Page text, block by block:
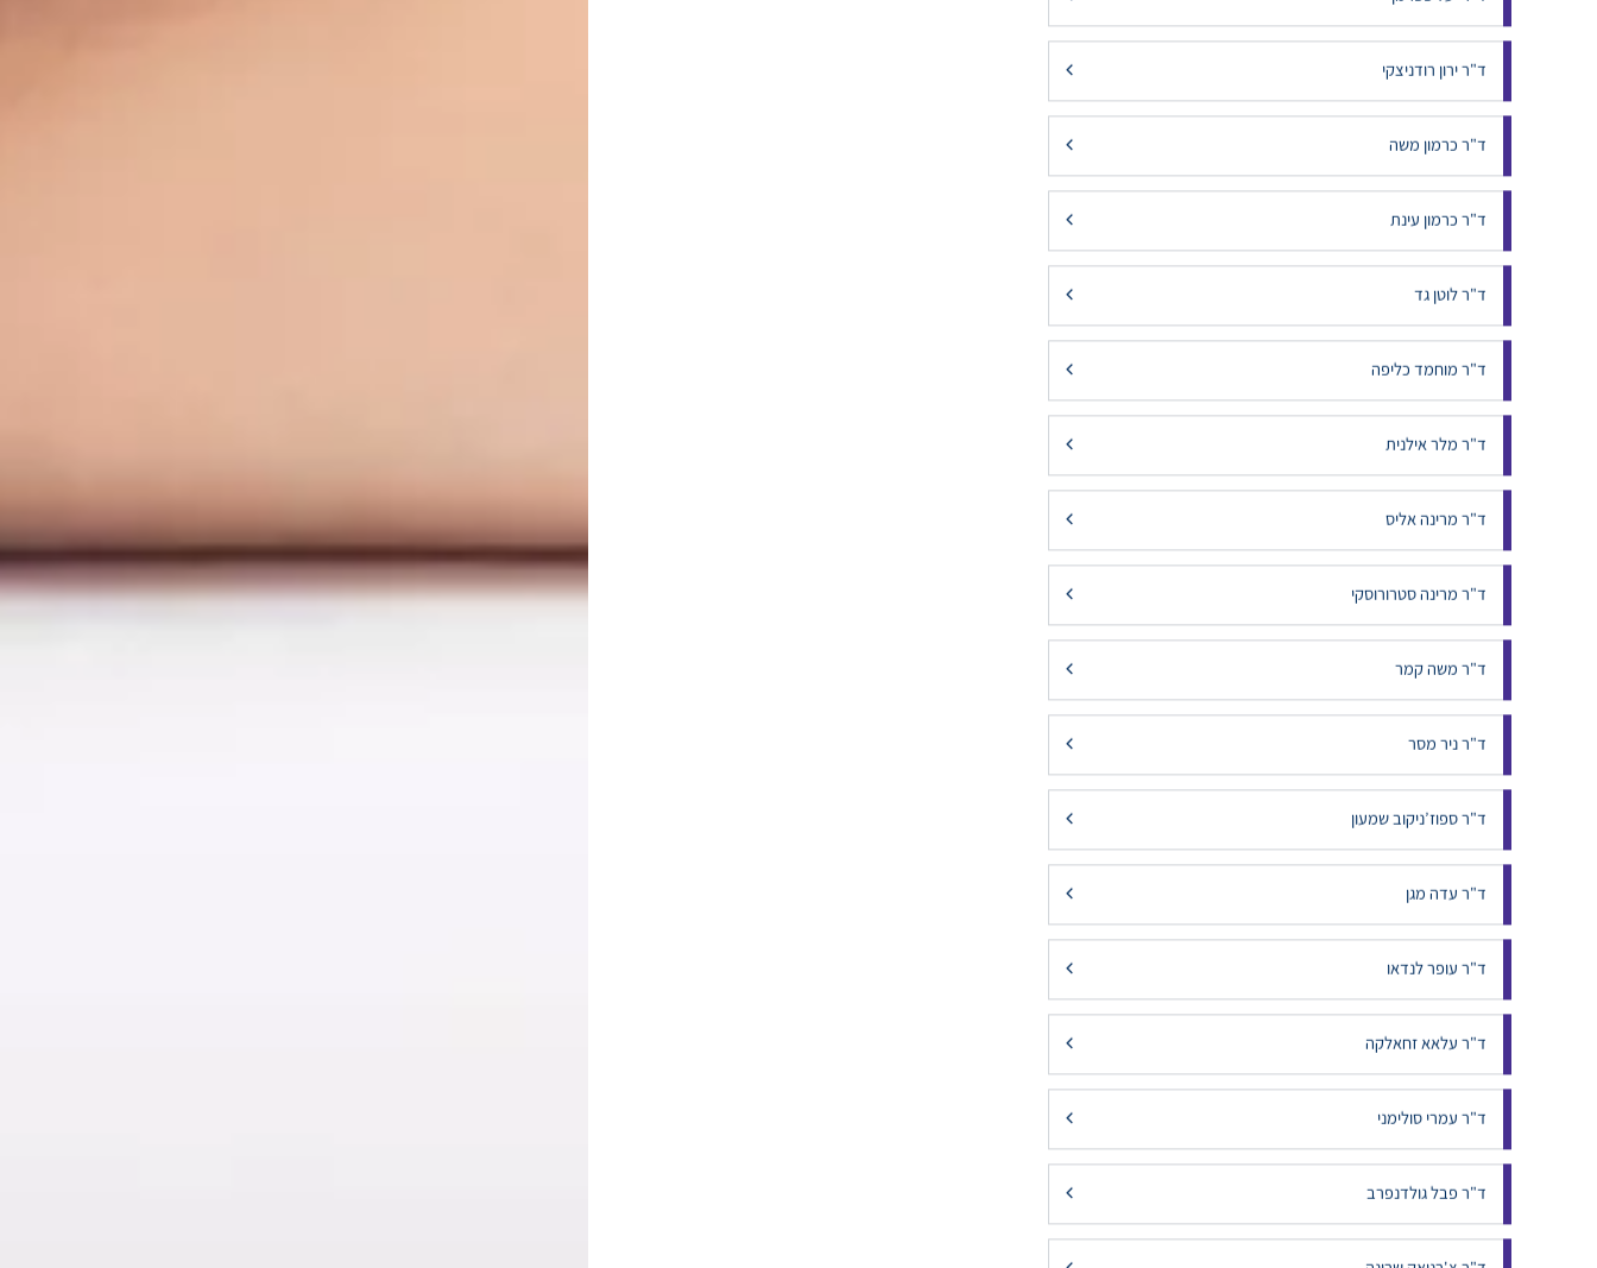
ד"ר יורי מנוסקין
ד"ר יעל פפרמן
ד"ר ירון רודניצקי
ד"ר כרמון משה
ד"ר כרמון עינת
ד"ר מרינה סטרורוסקי
ד"ר ניר מסר
ד"ר ספוז’ניקוב שמעון